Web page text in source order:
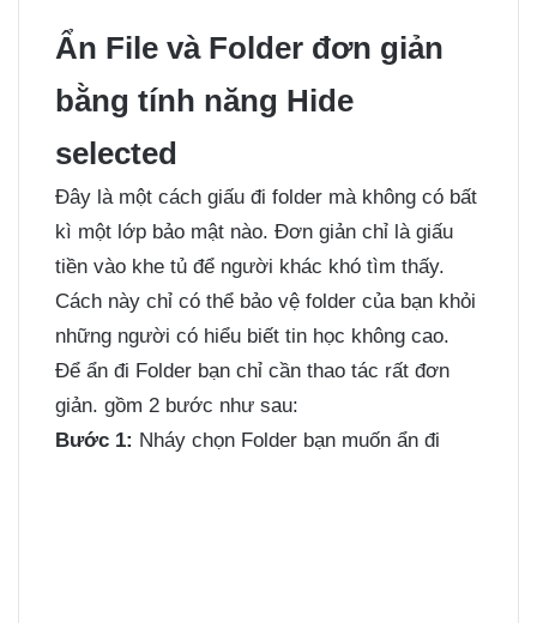
Ẩn File và Folder đơn giản
bằng tính năng Hide
selected
Đây là một cách giấu đi folder mà không có bất
kì một lớp bảo mật nào. Đơn giản chỉ là giấu
tiền vào khe tủ để người khác khó tìm thấy.
Cách này chỉ có thể bảo vệ folder của bạn khỏi
những người có hiểu biết tin học không cao.
Để ẩn đi Folder bạn chỉ cần thao tác rất đơn
giản. gồm 2 bước như sau:
Bước 1: Nháy chọn Folder bạn muốn ẩn đi